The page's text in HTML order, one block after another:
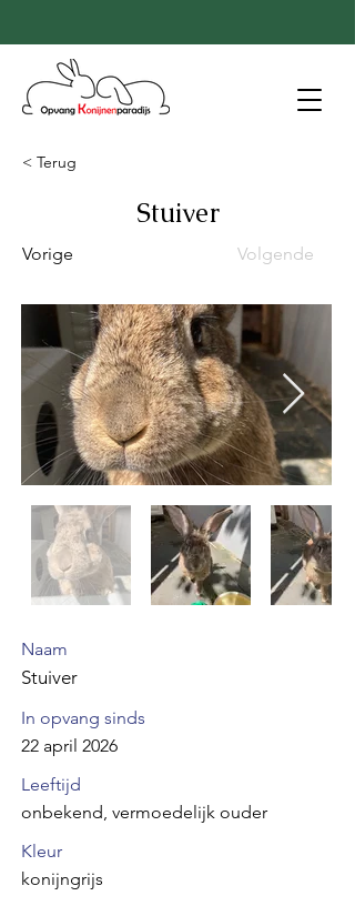
< Terug
Stuiver
Vorige Volgende
Naam
Stuiver
In opvang sinds
22 april 2026
Leeftijd
onbekend, vermoedelijk ouder
Kleur
konijngrijs